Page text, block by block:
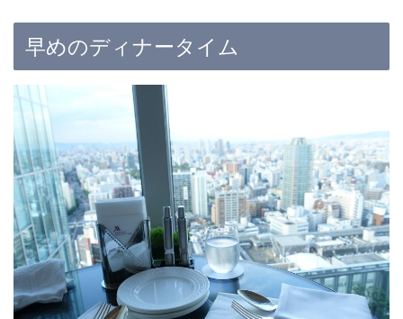
早めのディナータイム